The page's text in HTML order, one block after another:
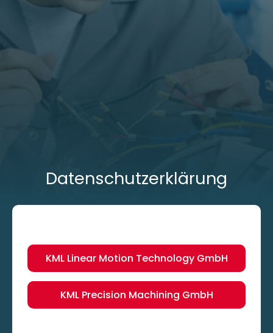
Datenschutzerklärung
KML Linear Motion Technology GmbH
KML Precision Machining GmbH